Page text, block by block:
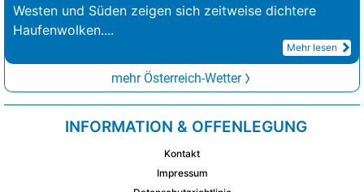
Westen und Süden zeigen sich zeitweise dichtere
Haufenwolken....
Mehr lesen
mehr Österreich-Wetter
INFORMATION & OFFENLEGUNG
Kontakt
Impressum